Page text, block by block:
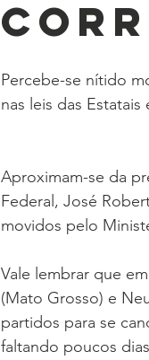
Percebe-se nítido
nas leis das
Aproximam-se da
Federal, José
movidos pelo
Vale lembrar que
(Mato Grosso) e
partidos para se
faltando poucos